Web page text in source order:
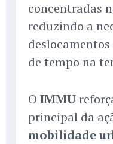
concentradas
reduzindo a
de tempo na
O IMMU
principal da
mobilidade